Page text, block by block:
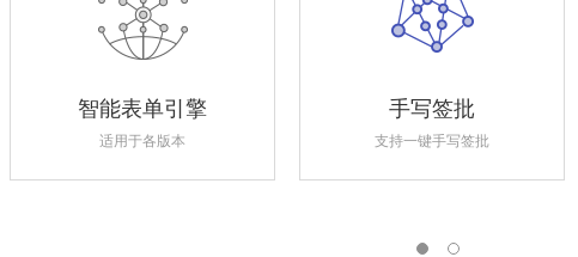
智能表单引擎
适用于各版本
手写签批
支持一键手写签批